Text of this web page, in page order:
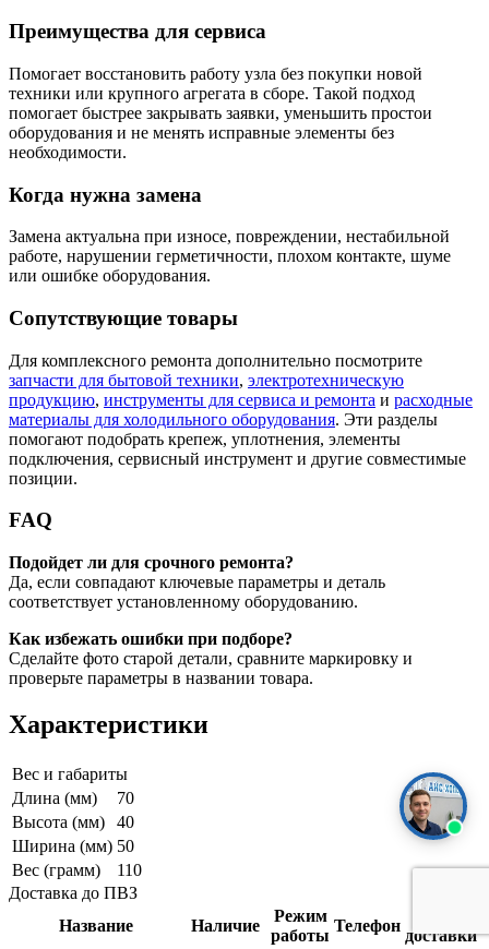
Преимущества для сервиса
Помогает восстановить работу узла без покупки новой
техники или крупного агрегата в сборе. Такой подход
помогает быстрее закрывать заявки, уменьшить простои
оборудования и не менять исправные элементы без
необходимости.
Когда нужна замена
Замена актуальна при износе, повреждении, нестабильной
работе, нарушении герметичности, плохом контакте, шуме
или ошибке оборудования.
Сопутствующие товары
Для комплексного ремонта дополнительно посмотрите
запчасти для бытовой техники, электротехническую
продукцию, инструменты для сервиса и ремонта и расходные
материалы для холодильного оборудования. Эти разделы
помогают подобрать крепеж, уплотнения, элементы
подключения, сервисный инструмент и другие совместимые
позиции.
FAQ
Подойдет ли для срочного ремонта?
Да, если совпадают ключевые параметры и деталь
соответствует установленному оборудованию.
Как избежать ошибки при подборе?
Сделайте фото старой детали, сравните маркировку и
проверьте параметры в названии товара.
Характеристики
Вес и габариты
Длина (мм)
70
Высота (мм)
40
Ширина (мм) 50
Вес (грамм)
110
Доставка до ПВЗ
Название
Наличие
Режим
работы
Телефон
доставки